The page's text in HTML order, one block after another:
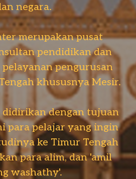
negara.
merupakan pusat
pendidikan dan
pelayanan pengurusan
khususnya Mesir.
didirikan dengan tujuan
para pelajar yang ingin
ke Timur Tengah
para alim, dan 'amil
washathy'.